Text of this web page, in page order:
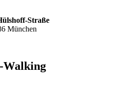
Straße
München
Walking